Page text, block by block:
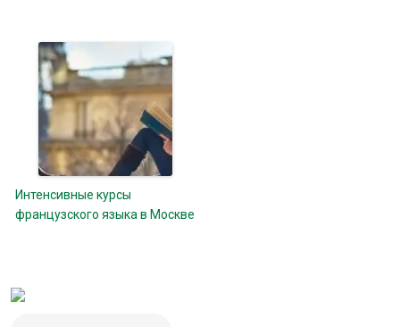
Интенсивные курсы
французского языка в Москве